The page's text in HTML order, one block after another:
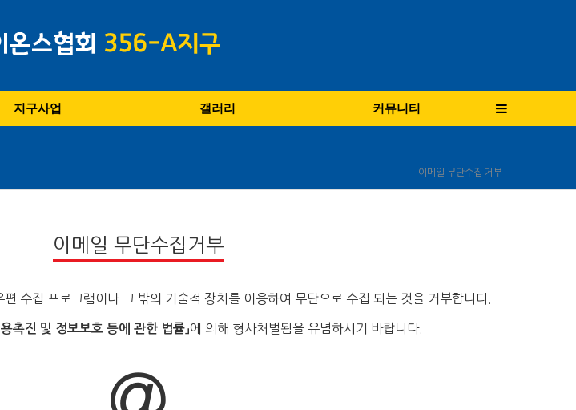
지구사업 갤러리 커뮤니티
이메일 무단수집 거부
이메일 무단수집거부
수집 프로그램이나 그 밖의 기술적 장치를 이용하여 무단으로 수집 되는 것을 거부합니다.
촉진 및 정보보호 등에 관한 법률」에 의해 형사처벌됨을 유념하시기 바랍니다.